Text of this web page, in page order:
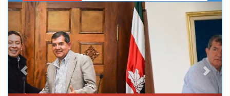
Previous Next